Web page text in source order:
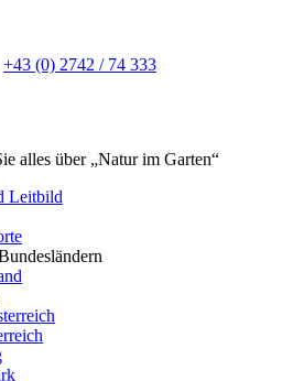
+43 (0) 2742 / 74 333
alles über „Natur im Garten“
Leitbild